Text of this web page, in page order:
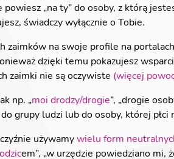
powiesz „na ty” do osoby, z którą
świadczy wyłącznie o Tobie.
zaimków na swoje profile na
dzięki temu pokazujesz
zaimki nie są oczywiste (więcej
np. „ moi drodzy/drogie”, „drogie
grupy ludzi lub do osoby, której płci
używamy wielu form
em”, „w urzędzie powiedziano mi,